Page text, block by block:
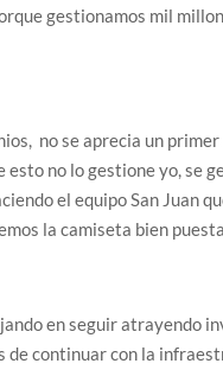
gestionamos mil
no se aprecia un
esto no lo gestione yo, se
el equipo San Juan
la camiseta bien
en seguir atrayendo
de continuar con la